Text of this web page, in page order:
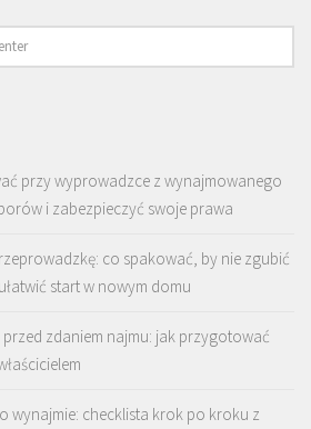
przy wyprowadzce z wynajmowanego
i zabezpieczyć swoje prawa
co spakować, by nie zgubić
start w nowym domu
przed zdaniem najmu: jak przygotować
wynajmie: checklista krok po kroku z